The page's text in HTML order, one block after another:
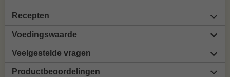
Recepten
Voedingswaarde
Veelgestelde vragen
Productbeoordelingen